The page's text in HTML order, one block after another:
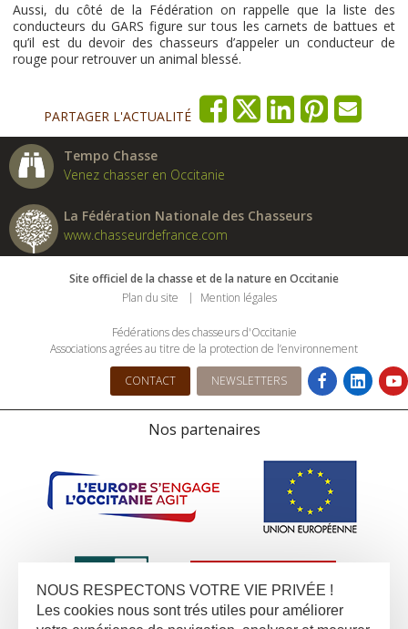
Aussi, du côté de la Fédération on rappelle que la liste des
conducteurs du GARS figure sur tous les carnets de battues et
qu’il est du devoir des chasseurs d’appeler un conducteur de
rouge pour retrouver un animal blessé.
PARTAGER L'ACTUALITÉ
Tempo Chasse
Venez chasser en Occitanie
La Fédération Nationale des Chasseurs
www.chasseurdefrance.com
Site officiel de la chasse et de la nature en Occitanie
Plan du site
Mention légales
Fédérations des chasseurs d'Occitanie
Associations agrées au titre de la protection de l’environnement
CONTACT NEWSLETTERS
Nos partenaires
NOUS RESPECTONS VOTRE VIE PRIVÉE !
Les cookies nous sont trés utiles pour améliorer